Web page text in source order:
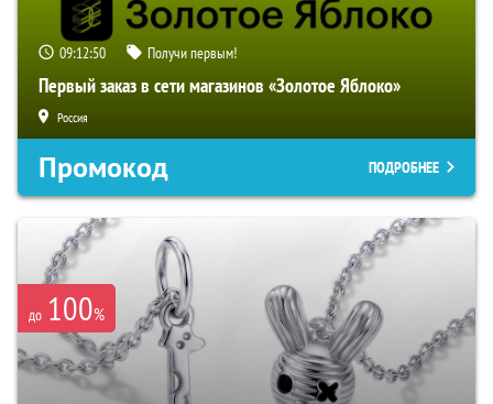
09:12:49 Получи первым!
Первый заказ в сети магазинов «Золотое Яблоко»
Россия
Промокод ПОДРОБНЕЕ
до 100%